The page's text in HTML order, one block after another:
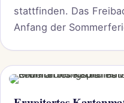
stattfinden. Das
Anfang der
genauer Termin wird
Gemeinde